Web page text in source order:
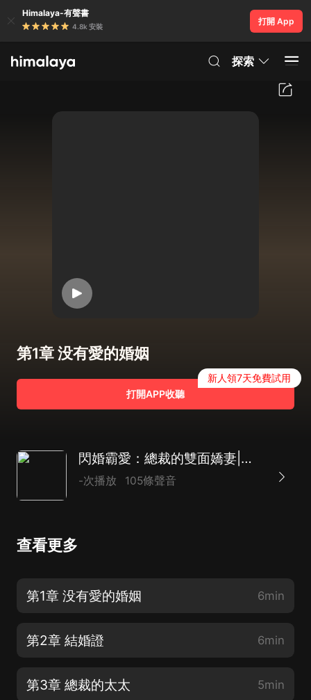
Himalaya-有聲書
4.8k 安裝
打開 App
探索
第1章 没有愛的婚姻
打開APP收聽
新人領7天免費試用
閃婚霸愛：總裁的雙面嬌妻|古代言情
-次播放 105條聲音
查看更多
第1章 没有愛的婚姻 6min
第2章 結婚證 6min
第3章 總裁的太太 5min